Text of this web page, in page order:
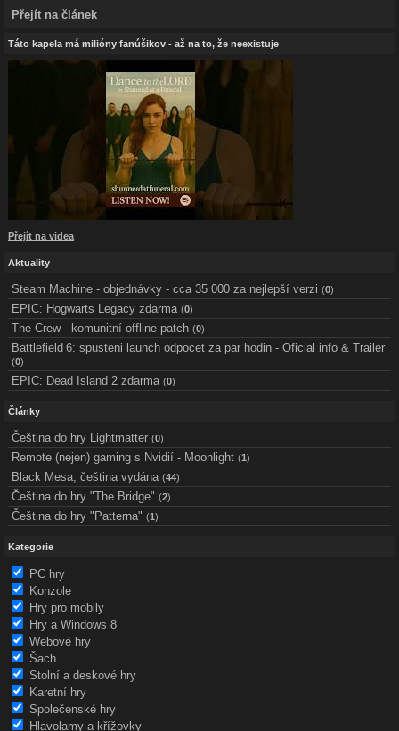
Přejít na článek
Táto kapela má milióny fanúšikov - až na to, že neexistuje
Přejít na videa
Aktuality
Steam Machine - objednávky - cca 35 000 za nejlepší verzi (0)
EPIC: Hogwarts Legacy zdarma (0)
The Crew - komunitní offline patch (0)
Battlefield 6: spusteni launch odpocet za par hodin - Oficial info & Trailer
(0)
EPIC: Dead Island 2 zdarma (0)
Články
Čeština do hry Lightmatter (0)
Remote (nejen) gaming s Nvidií - Moonlight (1)
Black Mesa, čeština vydána (44)
Čeština do hry "The Bridge" (2)
Čeština do hry "Patterna" (1)
Kategorie
PC hry
Konzole
Hry pro mobily
Hry a Windows 8
Webové hry
Šach
Stolní a deskové hry
Karetní hry
Společenské hry
Hlavolamy a křížovky